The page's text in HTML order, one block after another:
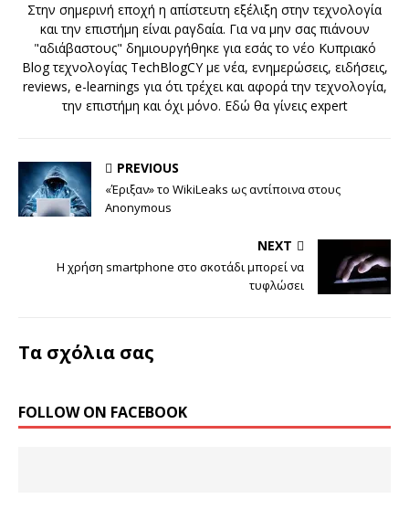
Στην σημερινή εποχή η απίστευτη εξέλιξη στην τεχνολογία
και την επιστήμη είναι ραγδαία. Για να μην σας πιάνουν
"αδιάβαστους" δημιουργήθηκε για εσάς το νέο Κυπριακό
Blog τεχνολογίας TechBlogCY με νέα, ενημερώσεις, ειδήσεις,
reviews, e-learnings για ότι τρέχει και αφορά την τεχνολογία,
την επιστήμη και όχι μόνο. Εδώ θα γίνεις expert
PREVIOUS
«Έριξαν» το WikiLeaks ως αντίποινα στους
Anonymous
NEXT
Η χρήση smartphone στο σκοτάδι μπορεί να
τυφλώσει
Τα σχόλια σας
FOLLOW ON FACEBOOK